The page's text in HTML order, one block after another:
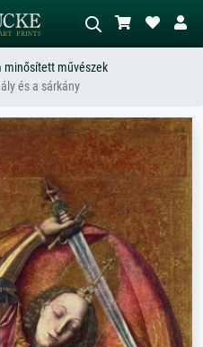
Írja le a jelenetet – pl. zöld rét, sok
piros absztrakt, sötét olajkép, álló akt
egy fa mellett.
minősített művészek
és a sárkány